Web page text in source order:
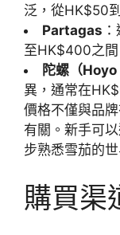
泛，從HK$50
Partagas
至HK$400之間
陀螺（
異，通常在
價格不僅與品
有關。新手可
步熟悉雪茄的世
購買渠